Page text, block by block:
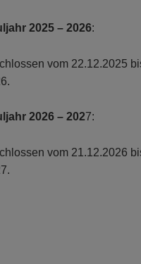
2025 – 2026:
vom 22.12.2025
2026 – 2027:
vom 21.12.2026